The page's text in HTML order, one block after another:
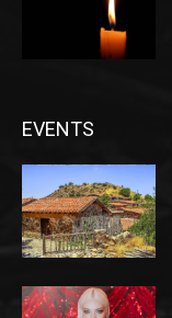
EVENTS